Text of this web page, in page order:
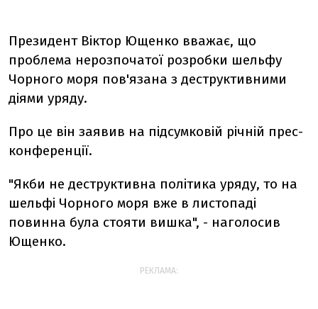
Президент Віктор Ющенко вважає, що
проблема нерозпочатої розробки шельфу
Чорного моря пов'язана з деструктивними
діями уряду.
Про це він заявив на підсумковій річній прес-
конференції.
"Якби не деструктивна політика уряду, то на
шельфі Чорного моря вже в листопаді
повинна була стояти вишка", - наголосив
Ющенко.
РЕКЛАМА: